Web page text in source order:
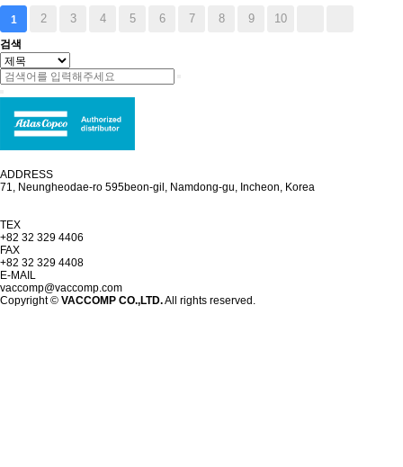
1 2 3 4 5 6 7 8 9 10
검색
ADDRESS
71, Neungheodae-ro 595beon-gil, Namdong-gu, Incheon, Korea
TEX
+82 32 329 4406
FAX
+82 32 329 4408
E-MAIL
vaccomp@vaccomp.com
Copyright © VACCOMP CO.,LTD.All rights reserved.